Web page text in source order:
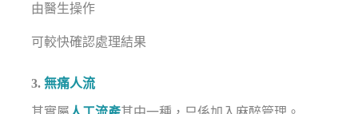
由醫生操作
可較快確認處理結果
3.無痛人流